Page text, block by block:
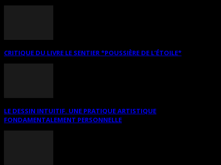
CRITIQUE DU LIVRE LE SENTIER *POUSSIÈRE DE L’ÉTOILE*
LE DESSIN INTUITIF. UNE PRATIQUE ARTISTIQUE
FONDAMENTALEMENT PERSONNELLE